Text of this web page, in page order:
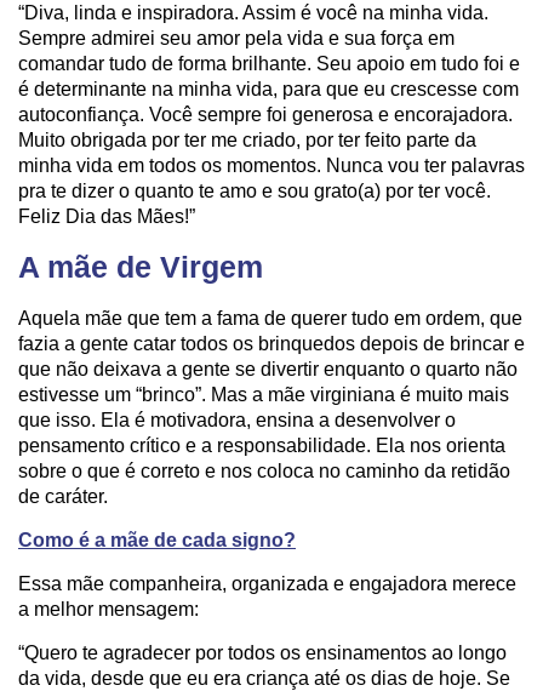
“Diva, linda e inspiradora. Assim é você na minha vida.
Sempre admirei seu amor pela vida e sua força em
comandar tudo de forma brilhante. Seu apoio em tudo foi e
é determinante na minha vida, para que eu crescesse com
autoconfiança. Você sempre foi generosa e encorajadora.
Muito obrigada por ter me criado, por ter feito parte da
minha vida em todos os momentos. Nunca vou ter palavras
pra te dizer o quanto te amo e sou grato(a) por ter você.
Feliz Dia das Mães!”
A mãe de Virgem
Aquela mãe que tem a fama de querer tudo em ordem, que
fazia a gente catar todos os brinquedos depois de brincar e
que não deixava a gente se divertir enquanto o quarto não
estivesse um “brinco”. Mas a mãe virginiana é muito mais
que isso. Ela é motivadora, ensina a desenvolver o
pensamento crítico e a responsabilidade. Ela nos orienta
sobre o que é correto e nos coloca no caminho da retidão
de caráter.
Como é a mãe de cada signo?
Essa mãe companheira, organizada e engajadora merece
a melhor mensagem:
“Quero te agradecer por todos os ensinamentos ao longo
da vida, desde que eu era criança até os dias de hoje. Se